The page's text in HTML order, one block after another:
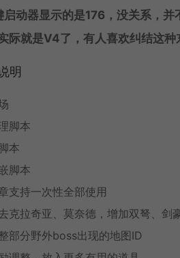
启动器显示的是176，没关系，
际就是V4了，有人喜欢纠结这
明
脚本
本
脚本
支持一次性全部使用
克拉奇亚、莫奈德，增加双弩、剑
部分野外boss出现的地图ID